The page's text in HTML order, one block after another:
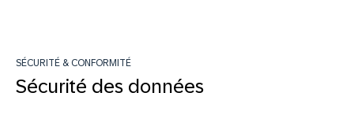
SÉCURITÉ & CONFORMITÉ
Sécurité des données